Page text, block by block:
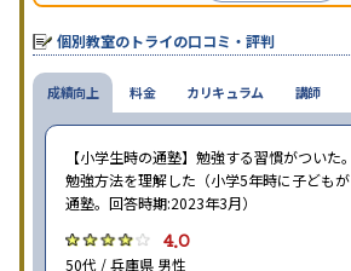
個別教室のトライの口コミ・評判
成績向上
【小学生時の通塾】勉強する習慣がついた。
勉強方法を理解した（小学5年時に子どもが
通塾。回答時期:2023年3月）
4.0
50代 / 兵庫県 男性
料金 カリキュラム 講師